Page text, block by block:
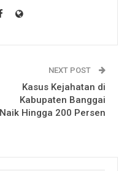
NEXT POST
Kasus Kejahatan di
Kabupaten Banggai
Naik Hingga 200 Persen